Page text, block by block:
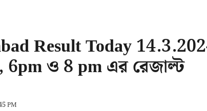
Result Today
6pm ও 8 pm এর রেজাল্ট
PM